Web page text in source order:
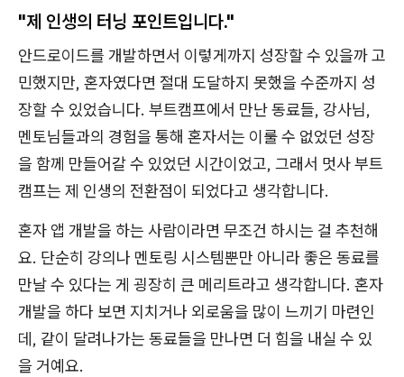
"제 인생의 터닝 포인트입니다."
안드로이드를 개발하면서 이렇게까지 성장할 수 있을까 고
민했지만, 혼자였다면 절대 도달하지 못했을 수준까지 성
장할 수 있었습니다. 부트캠프에서 만난 동료들, 강사님,
멘토님들과의 경험을 통해 혼자서는 이룰 수 없었던 성장
을 함께 만들어갈 수 있었던 시간이었고, 그래서 멋사 부트
캠프는 제 인생의 전환점이 되었다고 생각합니다.
혼자 앱 개발을 하는 사람이라면 무조건 하시는 걸 추천해
요. 단순히 강의나 멘토링 시스템뿐만 아니라 좋은 동료를
만날 수 있다는 게 굉장히 큰 메리트라고 생각합니다. 혼자
개발을 하다 보면 지치거나 외로움을 많이 느끼기 마련인
데, 같이 달려나가는 동료들을 만나면 더 힘을 내실 수 있
을 거예요.